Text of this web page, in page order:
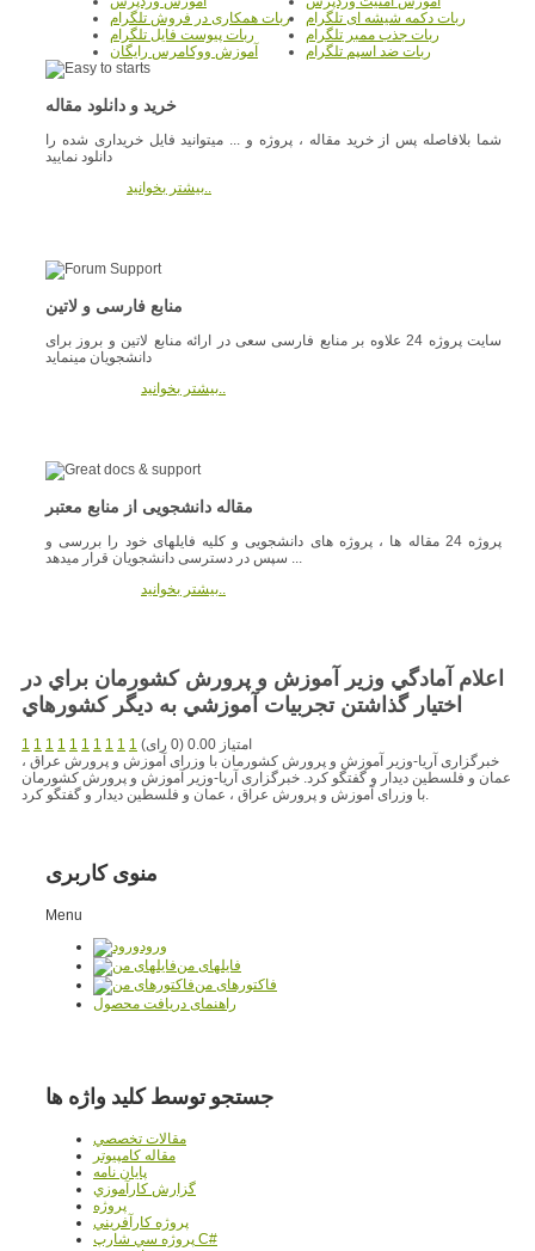
ربات دکمه شیشه ای تلگرام
ربات همکاری در فروش تلگرام
ربات جذب ممبر تلگرام
ربات پیوست فایل تلگرام
ربات ضد اسپم تلگرام
آموزش ووکامرس رایگان
خرید و دانلود مقاله
شما بلافاصله پس از خرید مقاله ، پروژه و ... میتوانید فایل خریداری شده را
دانلود نمایید
بیشتر بخوانید..
منابع فارسی و لاتین
سایت پروژه 24 علاوه بر منابع فارسی سعی در ارائه منابع لاتین و بروز برای
دانشجویان مینماید
بیشتر بخوانید..
مقاله دانشجویی از منابع معتبر
پروژه 24 مقاله ها ، پروژه های دانشجویی و کلیه فایلهای خود را بررسی و
سپس در دسترسی دانشجویان قرار میدهد ...
بیشتر بخوانید..
اعلام آمادگي وزير آموزش و پرورش کشورمان براي در
اختيار گذاشتن تجربيات آموزشي به ديگر کشورهاي
1 1 1 1 1 1 1 1 1 1
امتیاز 0.00 (0 رای)
خبرگزاری آریا-وزیر آموزش و پرورش کشورمان با وزرای آموزش و پرورش عراق ،
عمان و فلسطین دیدار و گفتگو کرد. خبرگزاری آریا-وزیر آموزش و پرورش کشورمان
با وزرای آموزش و پرورش عراق ، عمان و فلسطین دیدار و گفتگو کرد.
منوی کاربری
Menu
ورود
فایلهای من
فاکتورهای من
راهنمای دریافت محصول
جستجو توسط کلید واژه ها
مقالات تخصصي
مقاله کامپیوتر
پایان نامه
گزارش کارآموزي
پروژه
پروژه کارآفريني
پروژه سي شارپ C#